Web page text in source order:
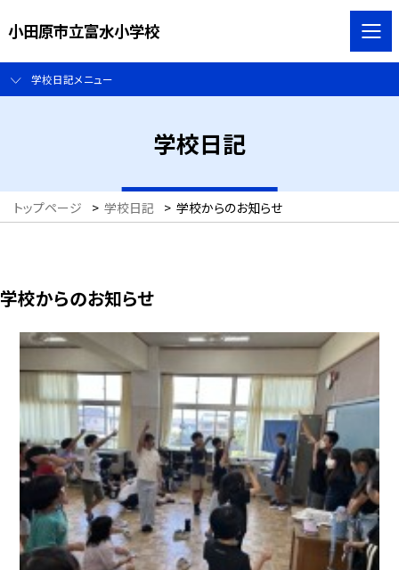
小田原市立富水小学校
学校日記メニュー
学校日記
トップページ > 学校日記 > 学校からのお知らせ
学校からのお知らせ